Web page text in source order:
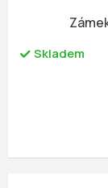
Skladem